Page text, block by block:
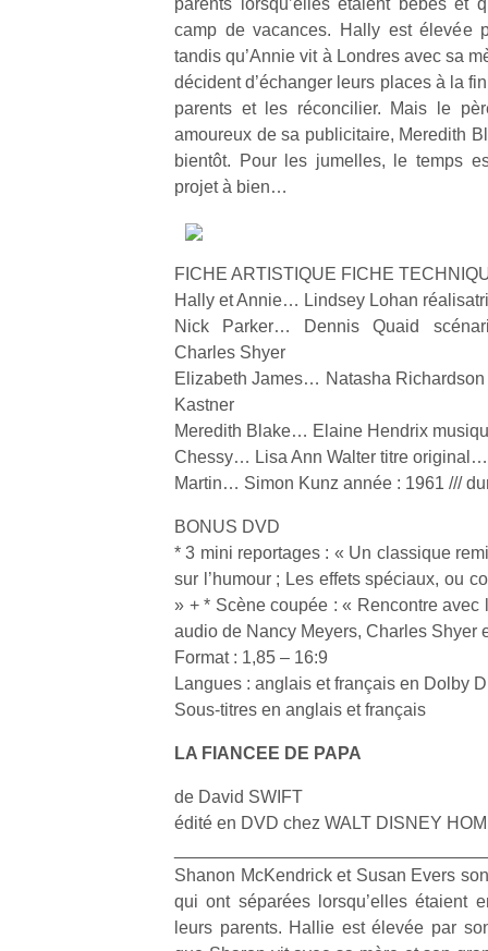
parents lorsqu’elles étaient bébés et
camp de vacances. Hally est élevée
tandis qu’Annie vit à Londres avec sa
décident d’échanger leurs places à la
parents et les réconcilier. Mais le
amoureux de sa publicitaire, Meredith
bientôt. Pour les jumelles, le temps
projet à bien…
FICHE ARTISTIQUE FICHE
Hally et Annie… Lindsey Lohan
Nick Parker… Dennis Quaid
Charles Shyer
Elizabeth James… Natasha
Kastner
Meredith Blake… Elaine Hendrix
Chessy… Lisa Ann Walter titre original…
Martin… Simon Kunz année : 1961 ///
BONUS DVD
* 3 mini reportages : « Un classique
sur l’humour ; Les effets spéciaux, ou
» + * Scène coupée : « Rencontre avec
audio de Nancy Meyers, Charles Shyer
Format : 1,85 – 16:9
Langues : anglais et français en Dolby
Sous-titres en anglais et français
LA FIANCEE DE PAPA
de David SWIFT
édité en DVD chez WALT DISNEY
Shanon McKendrick et Susan Evers
qui ont séparées lorsqu’elles étaient
leurs parents. Hallie est élevée par
NextGen,
une
nouvelle
trottinette
mécanique
souvent
d’énergie.
Varier les
n’est pas
toujours
Conjuguer
divertissement,
activité
ou
apprentissage…
Des
trampolines
pour les
grands et
les petits !
retour des
beaux
jours, c’est
rêvée
de…